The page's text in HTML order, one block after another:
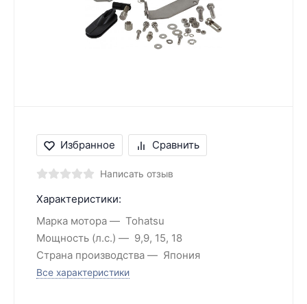
Избранное Сравнить
Написать отзыв
Характеристики:
Марка мотора
Tohatsu
Мощность (л.с.)
9,9, 15, 18
Страна производства
Япония
Все характеристики